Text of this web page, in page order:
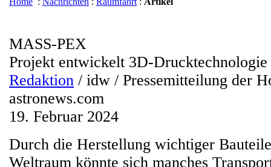
MASS-PEX
Projekt entwickelt 3D-
Redaktion / idw / Pressemitteilung der
astronews.com
19. Februar 2024
Durch die Herstellung wichtiger
Weltraum könnte sich manches